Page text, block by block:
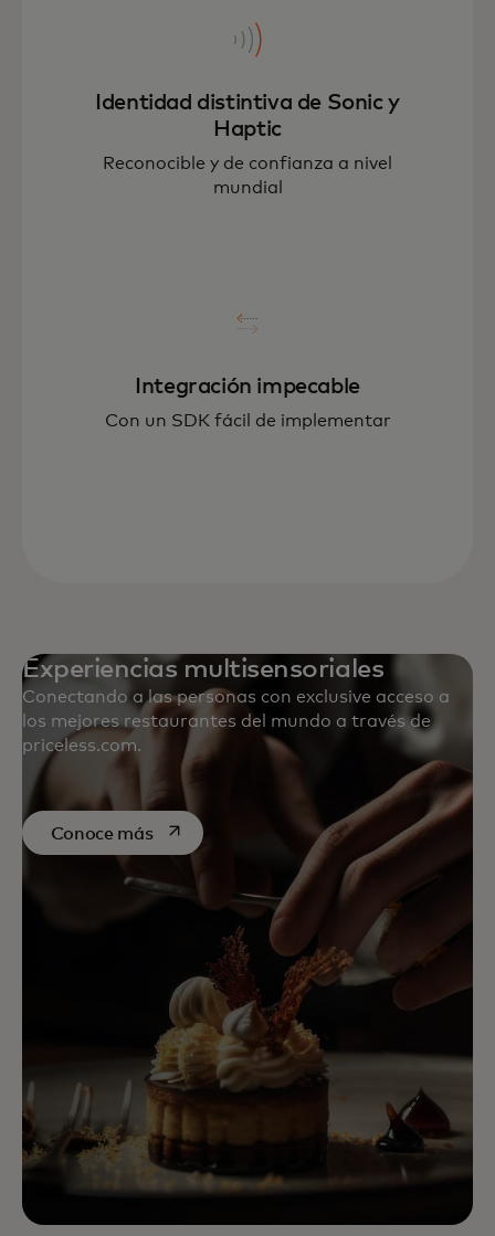
Identidad distintiva de Sonic y
Haptic
Reconocible y de confianza a nivel
mundial
Integración impecable
Con un SDK fácil de implementar
Experiencias multisensoriales
Conectando a las personas con exclusive acceso a
los mejores restaurantes del mundo a través de
priceless.com.
Conoce másse abre en una pestaña nueva